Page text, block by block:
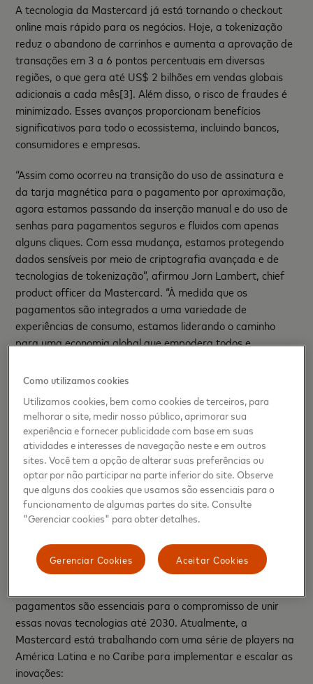
A tecnologia da Mastercard já está tornando o checkout
online mais rápido para os negócios. Hoje, a tokenização
reduz o abandono de carrinhos e aumenta a aprovação de
transações em 3 a 6 pontos percentuais em diversas
regiões, o que gera até US$ 2 bilhões em vendas globais
adicionais a cada mês[3]. Além disso, o risco de fraudes é
minimizado. Esses avanços proporcionam benefícios
significativos para todo o ecossistema, incluindo bancos,
consumidores e empresas.
“Assim como ocorreu na transição do uso de assinatura e
da tarja magnética para o pagamento por aproximação,
agora estamos passando da inserção manual e do uso de
senhas para pagamentos seguros e fluidos com apenas
alguns cliques. Com essa mudança, estamos protegendo
dados sensíveis por meio de criptografia avançada e de
tecnologias de tokenização”, afirmou Jorn Lambert, chief
product officer da Mastercard. “À medida que os
pagamentos são integrados a uma variedade de
experiências de consumo, estamos liderando o caminho
para uma economia global que empodera todos e
e tranquilidade. Ao mesmo tempo, abrimos novas
o risco de fraudes para os emissores.”
“Os consumidores da América Latina e do Caribe estão
utilizando soluções digitais para serviços financeiros para
melhorar suas vidas, e estamos felizes em ver tantos
parceiros adotando tecnologias que aumentam a confiança
nos pagamentos digitais e levam a experiência de compras
online a um novo nível”, afirmou Silvana Hernandez, vice-
presidente executiva de Core Payments da Mastercard na
América Latina e no Caribe.
pagamentos são essenciais para o compromisso de unir
essas novas tecnologias até 2030. Atualmente, a
Mastercard está trabalhando com uma série de players na
América Latina e no Caribe para implementar e escalar as
inovações:
Como utilizamos cookies
Utilizamos cookies, bem como cookies de terceiros, para
melhorar o site, medir nosso público, aprimorar sua
experiência e fornecer publicidade com base em suas
atividades e interesses de navegação neste e em outros
sites. Você tem a opção de alterar suas preferências ou
optar por não participar na parte inferior do site. Observe
que alguns dos cookies que usamos são essenciais para o
funcionamento de algumas partes do site. Consulte
"Gerenciar cookies" para obter detalhes.
Aceitar Cookies
Gerenciar Cookies